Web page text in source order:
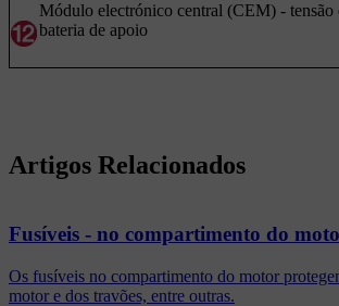
Módulo electrónico central (CEM) - tensão
bateria de apoio
Artigos Relacionados
Fusíveis - no compartimento do
Os fusíveis no compartimento do motor
motor e dos travões, entre outras.